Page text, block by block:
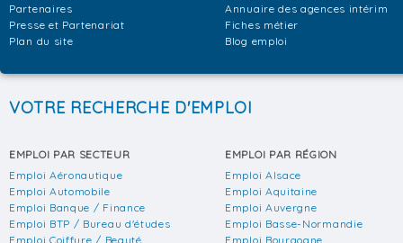
Partenaires
Presse et Partenariat
Plan du site
Annuaire des agences intérim
Fiches métier
Blog emploi
VOTRE RECHERCHE D'EMPLOI
EMPLOI PAR SECTEUR
Emploi Aéronautique
Emploi Automobile
Emploi Banque / Finance
Emploi BTP / Bureau d'études
Emploi Coiffure / Beauté
EMPLOI PAR RÉGION
Emploi Alsace
Emploi Aquitaine
Emploi Auvergne
Emploi Basse-Normandie
Emploi Bourgogne